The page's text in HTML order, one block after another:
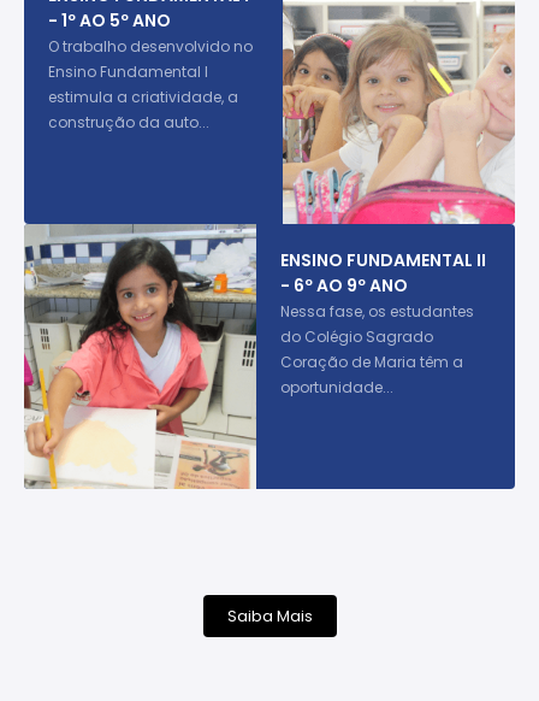
- 1º AO 5º ANO
O trabalho desenvolvido no
Ensino Fundamental I
estimula a criatividade, a
construção da auto...
ENSINO FUNDAMENTAL II
- 6º AO 9º ANO
Nessa fase, os estudantes
do Colégio Sagrado
Coração de Maria têm a
oportunidade...
Saiba Mais